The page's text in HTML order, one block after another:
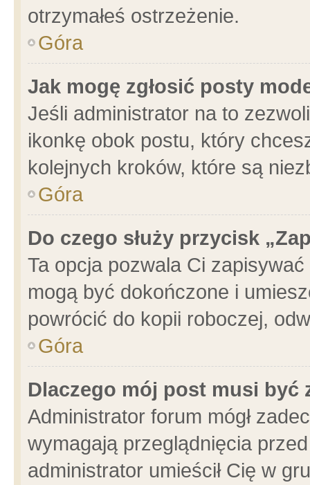
otrzymałeś ostrzeżenie.
Góra
Jak mogę zgłosić posty
Jeśli administrator na to
ikonkę obok postu, który
kolejnych kroków, które są
Góra
Do czego służy przycisk
Ta opcja pozwala Ci
mogą być dokończone i
powrócić do kopii roboczej,
Góra
Dlaczego mój post musi być
Administrator forum mógł
wymagają przeglądnięcia
administrator umieścił Cię w